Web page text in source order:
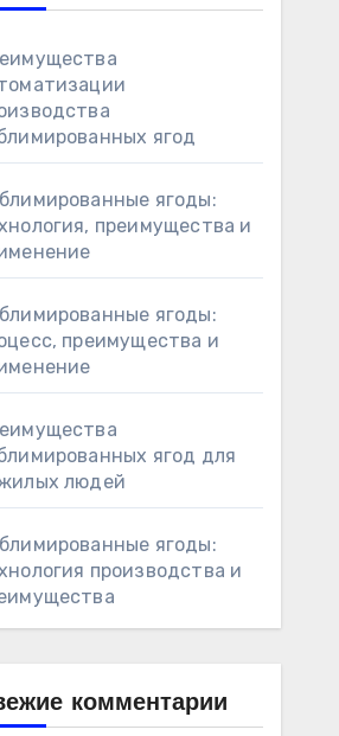
ягод
ягоды:
преимущества и
ягоды:
преимущества и
ягод для
людей
ягоды:
производства и
комментарии